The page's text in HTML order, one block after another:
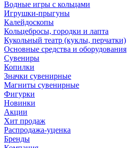
Водные игры с кольцами
Игрушки-прыгуны
Калейдоскопы
Кольцебросы, городки и лапта
Кукольный театр (куклы, перчатки)
Основные средства и оборудования
Сувениры
Копилки
Значки сувенирные
Магниты сувенирные
Фигурки
Новинки
Акции
Хит продаж
Распродажа-уценка
Бренды